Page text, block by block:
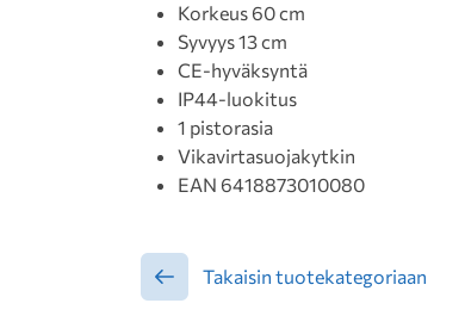
Korkeus 60 cm
Syvyys 13 cm
CE-hyväksyntä
IP44-luokitus
1 pistorasia
Vikavirtasuojakytkin
EAN 6418873010080
Takaisin tuotekategoriaan